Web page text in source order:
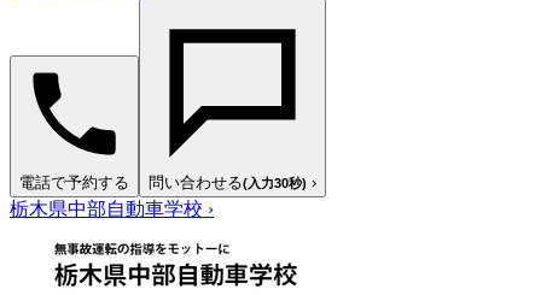
電話で予約する 問い合わせる(入力30秒) ›
栃木県中部自動車学校 ›